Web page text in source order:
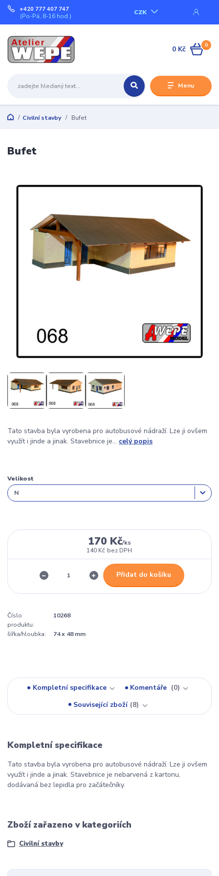
Menu
CZK
+420 777 407 747
(Po-Pá, 8-16 hod.)
0
0 Kč
Civilní stavby Bufet
Bufet
Tato stavba byla vyrobena pro autobusové nádraží. Lze ji ovšem
využít i jinde a jinak. Stavebnice je... celý popis
Velikost
170 Kč/ks
140 Kč bez DPH
Přidat do košíku
Číslo
produktu:
10268
šířka/hloubka: 74 x 48 mm
Kompletní specifikace Komentáře
0
Související zboží 8
Kompletní specifikace
Tato stavba byla vyrobena pro autobusové nádraží. Lze ji ovšem
využít i jinde a jinak. Stavebnice je nebarvená z kartonu,
dodávaná bez lepidla pro začátečníky.
Zboží zařazeno v kategoriích
Civilní stavby